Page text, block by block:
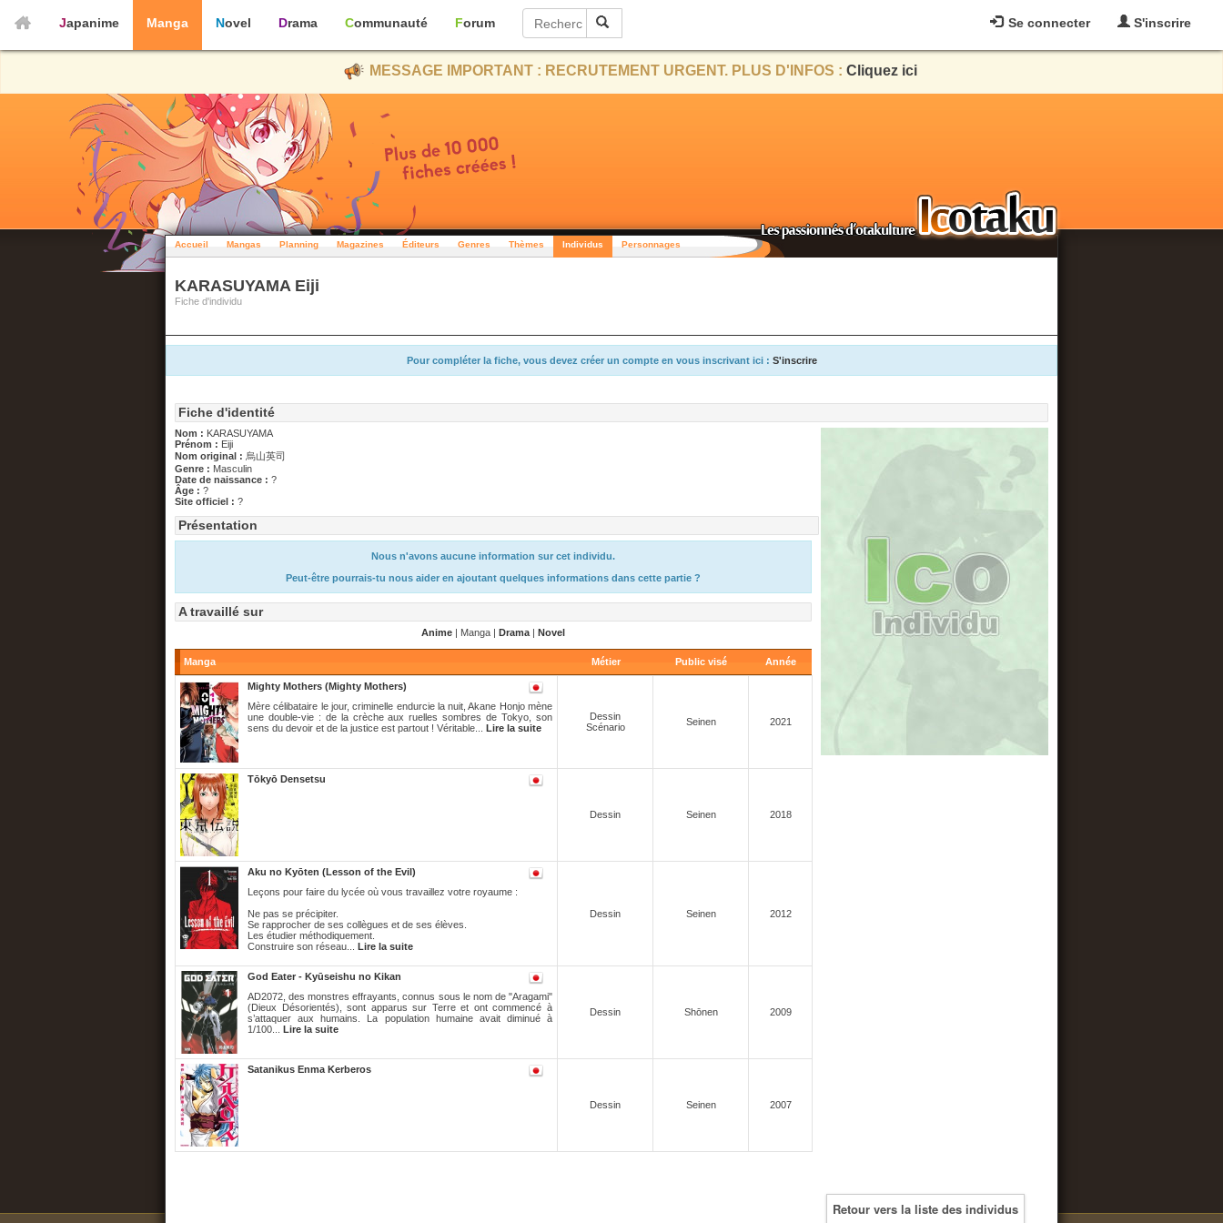
Se connecter S'inscrire
Japanime Manga Novel Drama Communauté Forum
MESSAGE IMPORTANT : RECRUTEMENT URGENT. PLUS D'INFOS : Cliquez ici
Accueil Mangas Planning Magazines Éditeurs Genres Thèmes Individus Personnages
KARASUYAMA Eiji
Fiche d'individu
Pour compléter la fiche, vous devez créer un compte en vous inscrivant ici : S'inscrire
Fiche d'identité
Nom : KARASUYAMA
Prénom : Eiji
Nom original : 烏山英司
Genre : Masculin
Date de naissance : ?
Âge : ?
Site officiel : ?
Présentation
Nous n'avons aucune information sur cet individu.
Peut-être pourrais-tu nous aider en ajoutant quelques informations dans cette partie ?
A travaillé sur
Anime | Manga | Drama | Novel
Manga Métier Public visé Année
Mighty Mothers (Mighty Mothers)
Mère célibataire le jour, criminelle endurcie la nuit, Akane Honjo mène
une double-vie : de la crèche aux ruelles sombres de Tokyo, son
sens du devoir et de la justice est partout ! Véritable... Lire la suite
Dessin
Scénario
Seinen 2021
Tōkyō Densetsu
Dessin Seinen 2018
Aku no Kyōten (Lesson of the Evil)
Leçons pour faire du lycée où vous travaillez votre royaume :
Ne pas se précipiter.
Se rapprocher de ses collègues et de ses élèves.
Les étudier méthodiquement.
Construire son réseau... Lire la suite
Dessin Seinen 2012
God Eater - Kyūseishu no Kikan
AD2072, des monstres effrayants, connus sous le nom de "Aragami"
(Dieux Désorientés), sont apparus sur Terre et ont commencé à
s’attaquer aux humains. La population humaine avait diminué à
1/100... Lire la suite
Dessin Shōnen 2009
Satanikus Enma Kerberos
Dessin Seinen 2007
Retour vers la liste des individus